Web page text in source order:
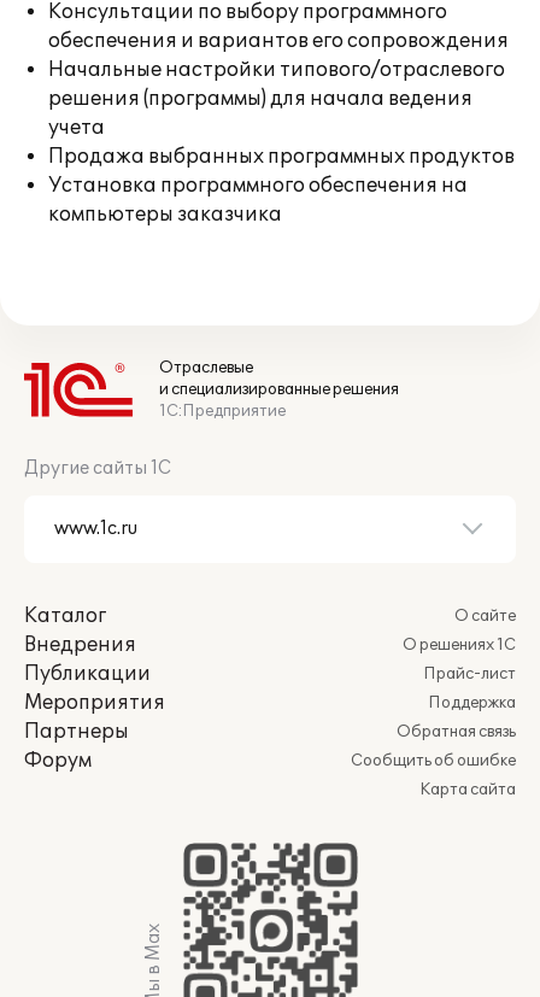
Консультации по выбору программного
обеспечения и вариантов его сопровождения
Начальные настройки типового/отраслевого
решения (программы) для начала ведения
учета
Продажа выбранных программных продуктов
Установка программного обеспечения на
компьютеры заказчика
Отраслевые
и специализированные решения
1С:Предприятие
Другие сайты 1С
Каталог
Внедрения
Публикации
Мероприятия
Партнеры
Форум
О сайте
О решениях 1С
Прайс-лист
Поддержка
Обратная связь
Сообщить об ошибке
Карта сайта
Мы в Max